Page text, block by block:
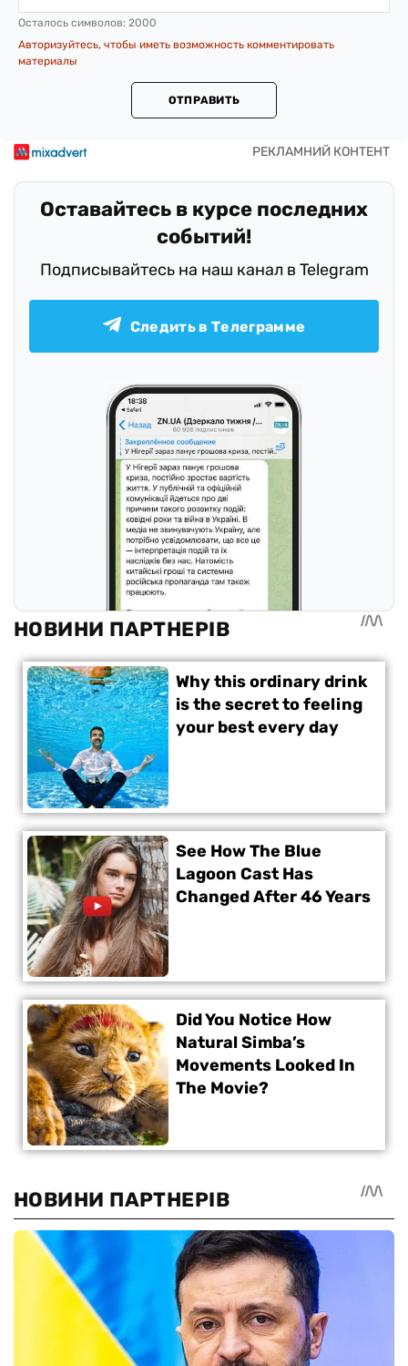
Осталось символов: 2000
Авторизуйтесь, чтобы иметь возможность комментировать
материалы
ОТПРАВИТЬ
Оставайтесь в курсе последних
событий!
Подписывайтесь на наш канал в Telegram
Следить в Телеграмме